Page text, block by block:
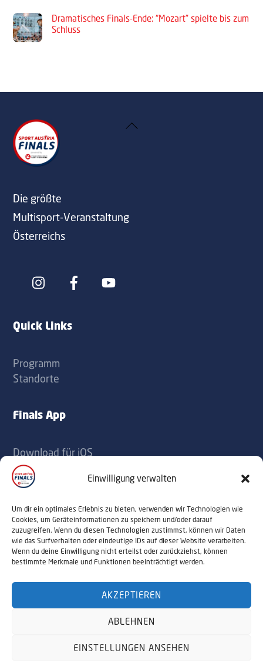
Einwilligung verwalten
Um dir ein optimales Erlebnis zu bieten, verwenden wir Technologien wie
Cookies, um Geräteinformationen zu speichern und/oder darauf
zuzugreifen. Wenn du diesen Technologien zustimmst, können wir Daten
wie das Surfverhalten oder eindeutige IDs auf dieser Website verarbeiten.
Wenn du deine Einwilligung nicht erteilst oder zurückziehst, können
bestimmte Merkmale und Funktionen beeinträchtigt werden.
AKZEPTIEREN
ABLEHNEN
EINSTELLUNGEN ANSEHEN
Dramatisches Finals-Ende: “Mozart” spielte bis zum
Schluss
Back
Die größte
Multisport-Veranstaltung
Österreichs
Icon
Icon
Quick Links
Programm
Standorte
Finals App
Download für iOS
Download für Android
Kontakt
office@sportaustriafinals.at
+43 1 504 44 55
© 2026 Sport Austria Finals. Alle Rechte
vorbehalten. Webdesign by